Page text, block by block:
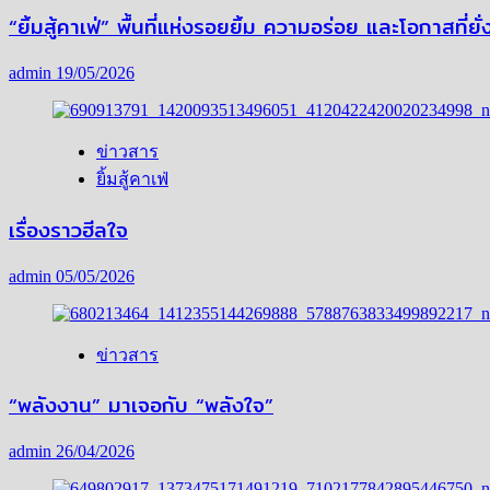
“ยิ้มสู้คาเฟ่” พื้นที่แห่งรอยยิ้ม ความอร่อย และโอกาสที่
admin 19/05/2026
ข่าวสาร
ยิ้มสู้คาเฟ่
เรื่องราวฮีลใจ
admin 05/05/2026
ข่าวสาร
“พลังงาน” มาเจอกับ “พลังใจ”
admin 26/04/2026